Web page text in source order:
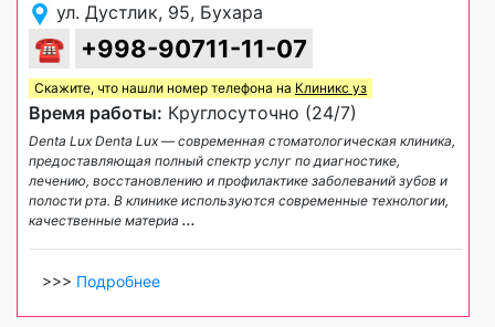
ул. Дустлик, 95, Бухара
☎ +998-90711-11-07
Скажите, что нашли номер телефона на Клиникс уз
Время работы: Круглосуточно (24/7)
Denta Lux Denta Lux — современная стоматологическая клиника,
предоставляющая полный спектр услуг по диагностике,
лечению, восстановлению и профилактике заболеваний зубов и
полости рта. В клинике используются современные технологии,
качественные материа ...
>>> Подробнее